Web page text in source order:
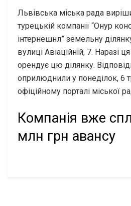
Львівська міська рада
турецькій компанії “Онур
інтернешнл” земельну
вулиці Авіаційній, 7. Наразі
орендує цю ділянку.
оприлюднили у понеділок, 6
офіційному порталі міської
Компанія вже
млн грн авансу